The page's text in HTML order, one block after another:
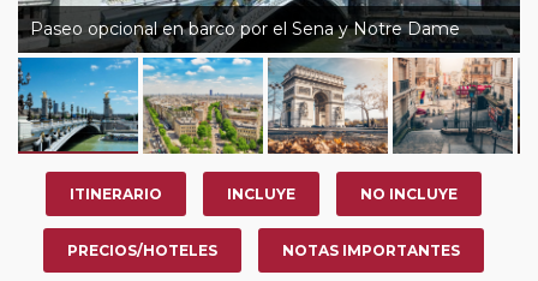
Paseo opcional en barco por el Sena y Notre Dame
ITINERARIO INCLUYE NO INCLUYE
PRECIOS/HOTELES NOTAS IMPORTANTES